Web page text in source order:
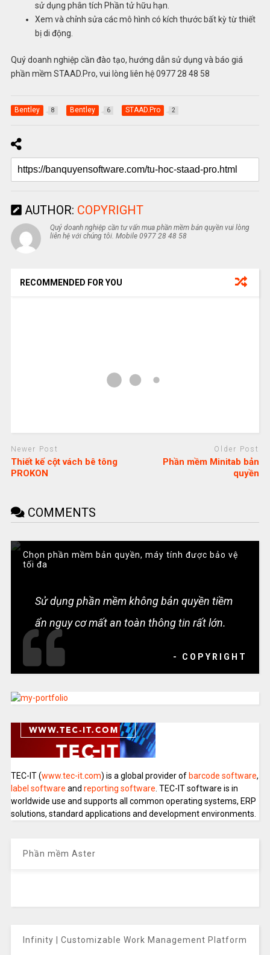
sử dụng phân tích Phần tử hữu hạn.
Xem và chỉnh sửa các mô hình có kích thước bất kỳ từ thiết
bị di động.
Quý doanh nghiệp cần đào tạo, hướng dẫn sử dụng và báo giá
phần mềm STAAD.Pro, vui lòng liên hệ 0977 28 48 58
Bentley 8 Bentley 6 STAAD.Pro 2
AUTHOR: COPYRIGHT
Quý doanh nghiệp cần tư vấn mua phần mềm bản quyền vui lòng
liên hệ với chúng tôi. Mobile 0977 28 48 58
RECOMMENDED FOR YOU
Newer Post
Thiết kế cột vách bê tông
PROKON
Older Post
Phần mềm Minitab bản
quyền
COMMENTS
Chọn phần mềm bản quyền, máy tính được bảo vệ
tối đa
Sử dụng phần mềm không bản quyền tiềm
ẩn nguy cơ mất an toàn thông tin rất lớn.
- COPYRIGHT
TEC-IT (www.tec-it.com) is a global provider of barcode software,
label software and reporting software . TEC-IT software is in
worldwide use and supports all common operating systems, ERP
solutions, standard applications and development environments.
Phần mềm Aster
Infinity | Customizable Work Management Platform